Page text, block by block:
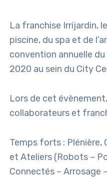
La franchise Irrijardin,
piscine, du spa et de
convention annuelle
2020 au sein du City
Lors de cet
collaborateurs et
Temps forts : Plénière,
et Ateliers (Robots –
Connectés – Arrosage